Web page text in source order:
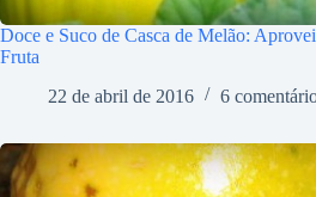
Doce e Suco de Casca de Melão:
Fruta
22 de abril de 2016
6